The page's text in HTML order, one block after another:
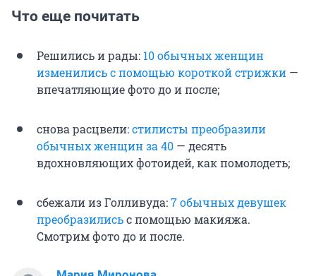
Что еще почитать
Решились и рады: 10 обычных женщин
изменились с помощью короткой стрижки —
впечатляющие фото до и после;
снова расцвели:стилисты преобразили
обычных женщин за 40 — десять
вдохновляющих фотоидей, как помолодеть;
сбежали из Голливуда:7 обычных девушек
преобразилисьс помощью макияжа.
Смотрим фото до и после.